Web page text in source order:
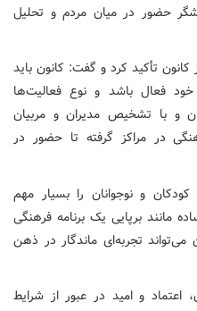
حضور در میان مردم و تحلیل
تأکید کرد و گفت: کانون باید
فعال باشد و نوع فعالیت‌ها
و با تشخیص مدیران و مربیان
در مراکز گرفته تا حضور در
و نوجوانان را بسیار مهم
مانند برپایی یک برنامه فرهنگی
تجربه‌ای ماندگار در ذهن
اعتماد و امید در عبور از شرایط